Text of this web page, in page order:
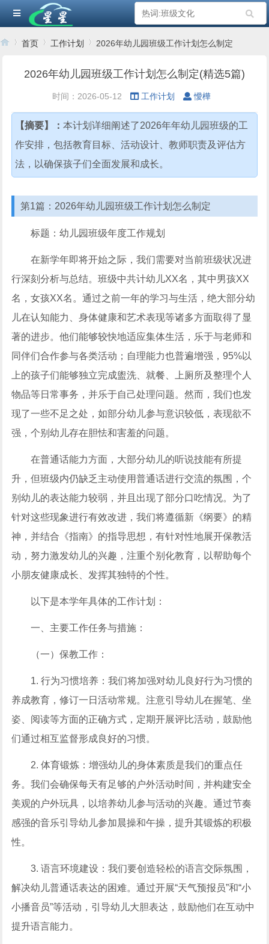
首页 工作计划
›
2026年幼儿园班级工作计划怎么制定
2026年幼儿园班级工作计划怎么制定(精选5篇)
时间：2026-05-12 工作计划 懓樺
【摘要】：本计划详细阐述了2026年年幼儿园班级的工
作安排，包括教育目标、活动设计、教师职责及评估方
法，以确保孩子们全面发展和成长。
第1篇：2026年幼儿园班级工作计划怎么制定
标题：幼儿园班级年度工作规划
在新学年即将开始之际，我们需要对当前班级状况进
行深刻分析与总结。班级中共计幼儿XX名，其中男孩XX
名，女孩XX名。通过之前一年的学习与生活，绝大部分幼
儿在认知能力、身体健康和艺术表现等诸多方面取得了显
著的进步。他们能够较快地适应集体生活，乐于与老师和
同伴们合作参与各类活动；自理能力也普遍增强，95%以
上的孩子们能够独立完成盥洗、就餐、上厕所及整理个人
物品等日常事务，并乐于自己处理问题。然而，我们也发
现了一些不足之处，如部分幼儿参与意识较低，表现欲不
强，个别幼儿存在胆怯和害羞的问题。
在普通话能力方面，大部分幼儿的听说技能有所提
升，但班级内仍缺乏主动使用普通话进行交流的氛围，个
别幼儿的表达能力较弱，并且出现了部分口吃情况。为了
针对这些现象进行有效改进，我们将遵循新《纲要》的精
神，并结合《指南》的指导思想，有针对性地展开保教活
动，努力激发幼儿的兴趣，注重个别化教育，以帮助每个
小朋友健康成长、发挥其独特的个性。
以下是本学年具体的工作计划：
一、主要工作任务与措施：
（一）保教工作：
1. 行为习惯培养：我们将加强对幼儿良好行为习惯的
养成教育，修订一日活动常规。注意引导幼儿在握笔、坐
姿、阅读等方面的正确方式，定期开展评比活动，鼓励他
们通过相互监督形成良好的习惯。
2. 体育锻炼：增强幼儿的身体素质是我们的重点任
务。我们会确保每天有足够的户外活动时间，并构建安全
美观的户外玩具，以培养幼儿参与活动的兴趣。通过节奏
感强的音乐引导幼儿参加晨操和午操，提升其锻炼的积极
性。
3. 语言环境建设：我们要创造轻松的语言交际氛围，
解决幼儿普通话表达的困难。通过开展“天气预报员”和“小
小播音员”等活动，引导幼儿大胆表达，鼓励他们在互动中
提升语言能力。